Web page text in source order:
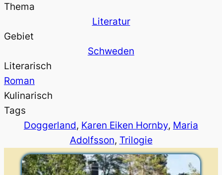
Thema
Literatur
Gebiet
Schweden
Literarisch
Roman
Kulinarisch
Tags
Doggerland, Karen Eiken Hornby, Maria
Adolfsson, Trilogie